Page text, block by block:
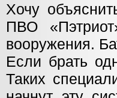
Хочу
ПВО
вооружения.
Если брать
Таких